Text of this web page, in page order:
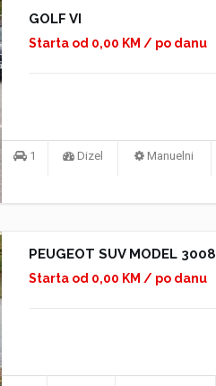
GOLF VI
Starta od 0,00 KM / po danu
1 Dizel Manuelni
PEUGEOT SUV MODEL 3008
Starta od 0,00 KM / po danu